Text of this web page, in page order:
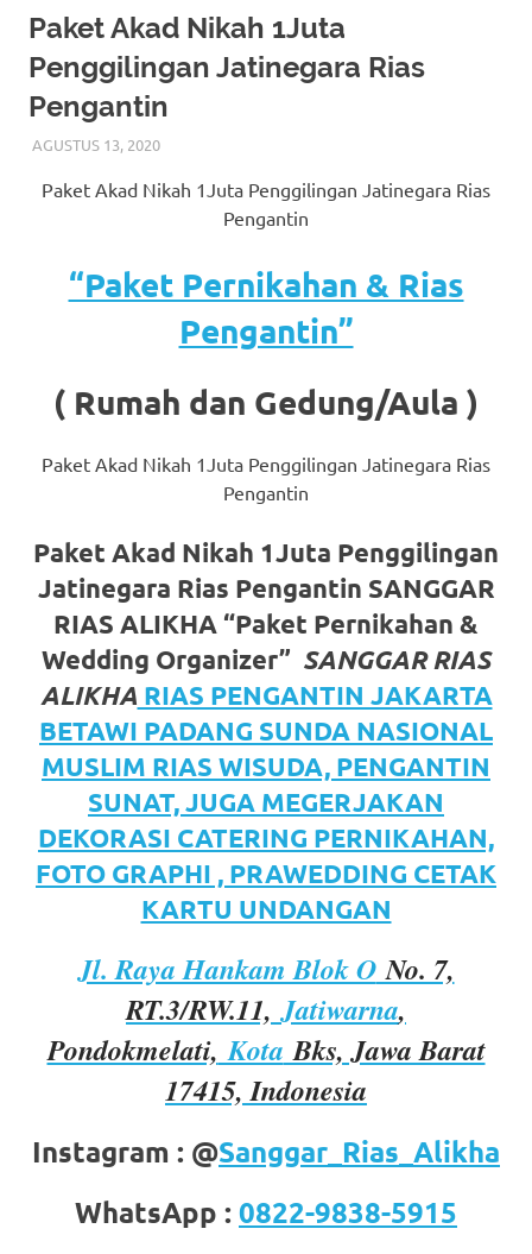
More
hints
rolex
replica .
my
https://www.watchesf.com.
learn
https://www.watchesb.com.
go
these
guys
https://
comment
watches.
replica
Paket Akad Nikah 1Juta
Penggilingan Jatinegara Rias
Pengantin
AGUSTUS 13, 2020RIASALIKHA
AKAD NIKAH
Paket Akad Nikah 1Juta Penggilingan Jatinegara Rias
Pengantin
“Paket Pernikahan & Rias
Pengantin”
( Rumah dan Gedung/Aula )
Paket Akad Nikah 1Juta Penggilingan Jatinegara Rias
Pengantin
Paket Akad Nikah 1Juta Penggilingan
Jatinegara Rias Pengantin SANGGAR
RIAS ALIKHA “Paket Pernikahan &
Wedding Organizer” SANGGAR RIAS
ALIKHA RIAS PENGANTIN JAKARTA
BETAWI PADANG SUNDA NASIONAL
MUSLIM RIAS WISUDA, PENGANTIN
SUNAT, JUGA MEGERJAKAN
DEKORASI CATERING PERNIKAHAN,
FOTO GRAPHI , PRAWEDDING CETAK
KARTU UNDANGAN
Jl. Raya Hankam Blok ONo. 7,
RT.3/RW.11,Jatiwarna,
Pondokmelati, Kota Bks, Jawa Barat
17415, Indonesia
Instagram : @Sanggar_Rias_Alikha
WhatsApp : 0822-9838-5915